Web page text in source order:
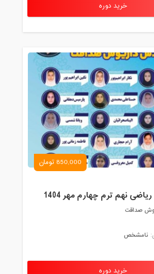
خرید دوره
850,000 تومان
نهم ترم چهارم مهر 1404
صداقت
نامشخص
خرید دوره